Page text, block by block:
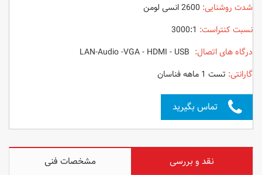
شدت روشنایی: 2600 انسی لومن
نسبت کنتراست:
درگاه های اتصال:
گارانتی: تست 1 ماهه فناسان
تماس بگیرید
نقد و بررسی
مشخصات فنی